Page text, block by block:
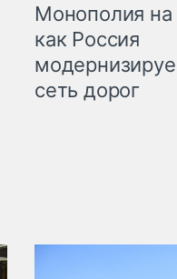
Монополия на
как Россия
сеть дорог